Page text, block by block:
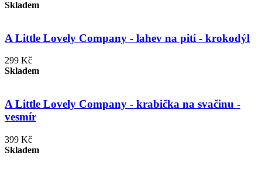
Skladem
A Little Lovely Company - lahev na pití - krokodýl
299 Kč
Skladem
A Little Lovely Company - krabička na svačinu -
vesmír
399 Kč
Skladem